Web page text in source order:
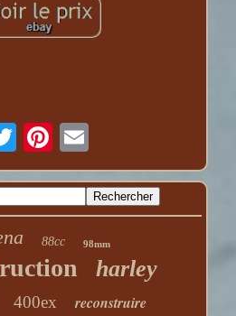
88cc 98mm
harley
400ex reconstruire